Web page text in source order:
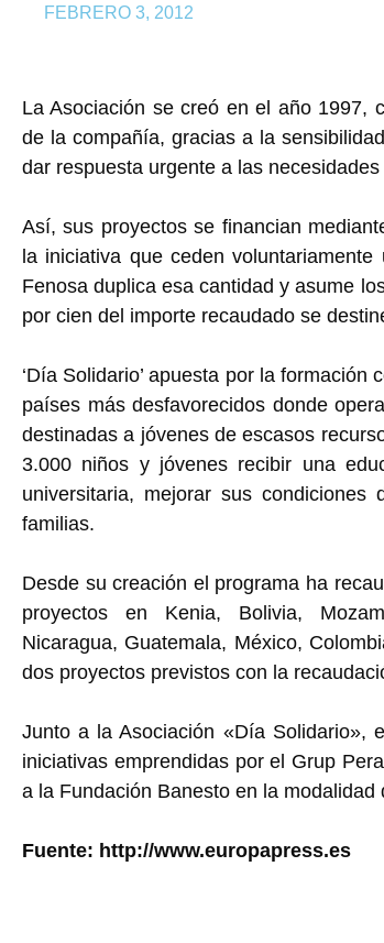
FEBRERO 3, 2012
La Asociación se creó en el año 1997,
de la compañía, gracias a la
dar respuesta urgente a las
Así, sus proyectos se financian
la iniciativa que ceden
Fenosa duplica esa cantidad y asume
por cien del importe recaudado se
‘Día Solidario’ apuesta por la
países más desfavorecidos donde
destinadas a jóvenes de escasos
3.000 niños y jóvenes recibir una
universitaria, mejorar sus
familias.
Desde su creación el programa ha
proyectos en Kenia, Bolivia,
Nicaragua, Guatemala, México,
dos proyectos previstos con la
Junto a la Asociación «Día Solidario»,
iniciativas emprendidas por el Grup
a la Fundación Banesto en la
Fuente: http://www.europapress.es